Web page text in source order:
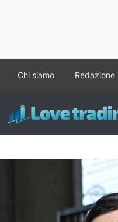
contenuto
Chi siamo Redazione